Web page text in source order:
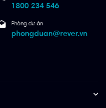
1800 234 546
Phòng dự án
phongduan@rever.vn